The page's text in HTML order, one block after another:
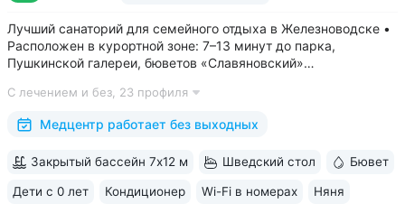
Лучший санаторий для семейного отдыха в Железноводске •
Расположен в курортной зоне: 7–13 минут до парка,
Пушкинской галереи, бюветов «Славяновский»
«Славяновская» • Все в одном здании: не нужно выходить
на улицу, чтобы получить лечение,...
С лечением и без, 23 профиля
Медцентр работает без выходных
Закрытый бассейн 7х12 м Шведский стол Бювет
Дети с 0 лет Кондиционер Wi-Fi в номерах Няня